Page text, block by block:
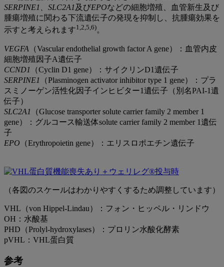
SERPINE1、SLC2A1 及びEPOなどの細胞増殖、血管新生及び
腫瘍増殖に関わる下流遺伝子の発現を抑制し、抗腫瘍効果を
示すと考えられます1,2,5,6)。
VEGFA （Vascular endothelial growth factor A gene）：血管内皮
細胞増殖因子A遺伝子
CCND1
（Cyclin D1 gene）：サイクリンD1遺伝子
SERPINE1
（Plasminogen activator inhibitor type 1 gene）：プラ
スミノーゲン活性化因子インヒビター1遺伝子（別名PAI-1遺
伝子）
SLC2A1
（Glucose transporter solute carrier family 2 member 1
gene）：グルコース輸送体solute carrier family 2 member 1遺伝
子
EPO （Erythropoietin gene）：エリスロポエチン遺伝子
（各図のスケールはわかりやすくするため調整しています）
VHL（von Hippel-Lindau）：フォン・ヒッペル・リンドウ
OH：水酸基
PHD（Prolyl-hydroxylases）：プロリン水酸化酵素
pVHL：VHL蛋白質
参考